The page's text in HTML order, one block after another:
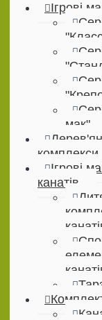
Ігрові
мак"
комплекси
Ігрові
канатів